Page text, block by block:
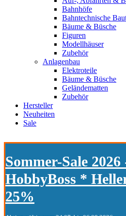
Bahnhöfe
Bahntechnische
Bäume & Büsche
Figuren
Modellhäuser
Zubehör
Anlagenbau
Elektroteile
Bäume & Büsche
Geländematten
Zubehör
Hersteller
Neuheiten
Sale
Sommer-Sale
HobbyBoss *
25%